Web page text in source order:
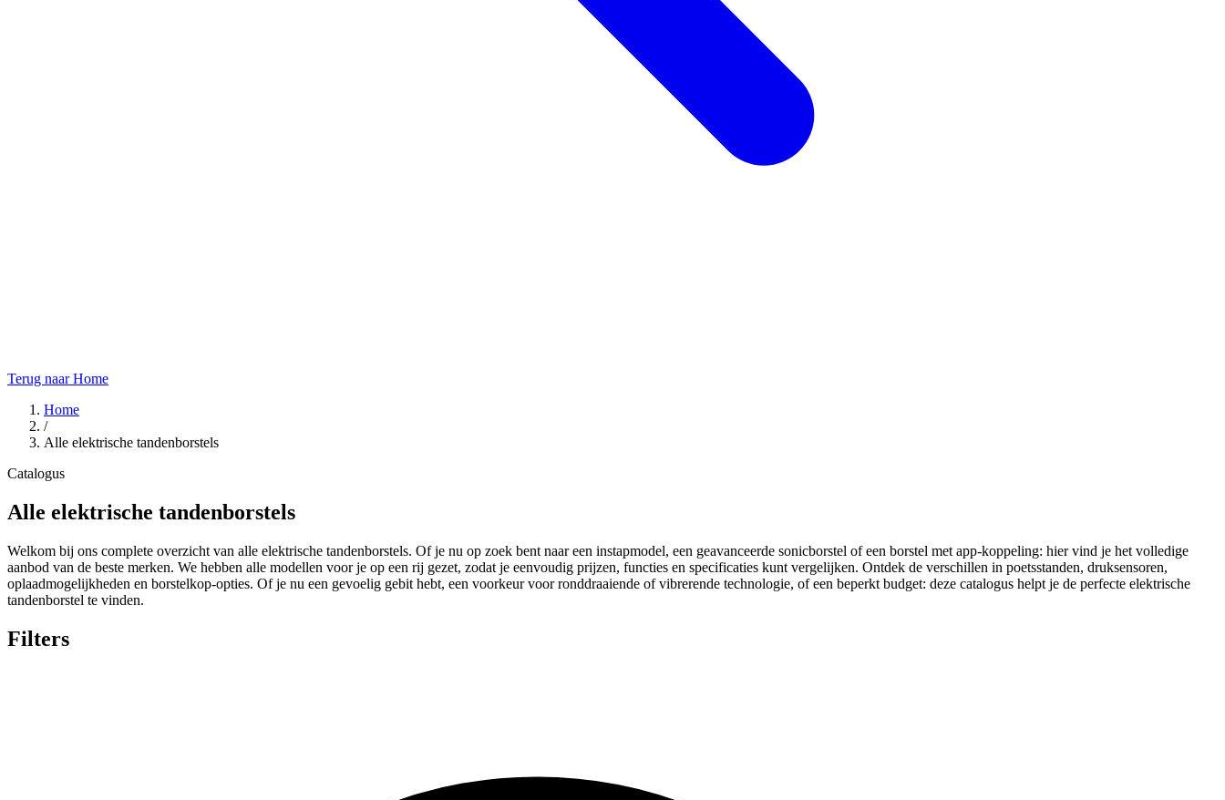
Terug naar Home
Home
/
Alle elektrische tandenborstels
Catalogus
Alle elektrische tandenborstels
Welkom bij ons complete overzicht van alle elektrische tandenborstels. Of je nu op zoek bent naar een instapmodel, een geavanceerde sonicborstel of een borstel met app-koppeling: hier vind je het volledige
aanbod van de beste merken. We hebben alle modellen voor je op een rij gezet, zodat je eenvoudig prijzen, functies en specificaties kunt vergelijken. Ontdek de verschillen in poetsstanden, druksensoren,
oplaadmogelijkheden en borstelkop-opties. Of je nu een gevoelig gebit hebt, een voorkeur voor ronddraaiende of vibrerende technologie, of een beperkt budget: deze catalogus helpt je de perfecte elektrische
tandenborstel te vinden.
Filters